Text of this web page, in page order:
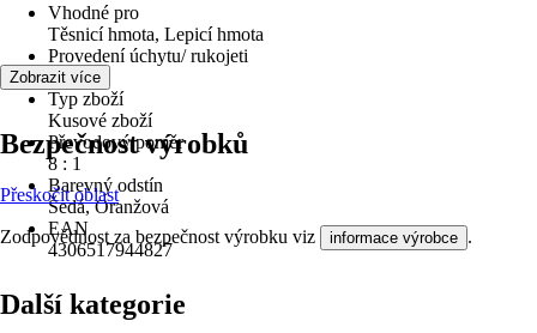
Vhodné pro
Těsnicí hmota, Lepicí hmota
Provedení úchytu/ rukojeti
Ocel
Typ zboží
Kusové zboží
Převodový poměr
8 : 1
Barevný odstín
Šedá, Oranžová
EAN
4306517944827
Zobrazit více
Bezpečnost výrobků
Přeskočit oblast
Zodpovědnost za bezpečnost výrobku viz informace výrobce .
Další kategorie